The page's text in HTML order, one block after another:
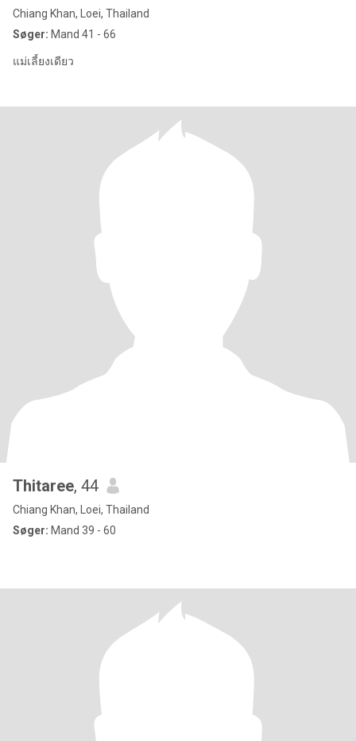
Chiang Khan, Loei, Thailand
Søger: Mand 41 - 66
แม่เลี้ยงเดียว
Thitaree, 44
Chiang Khan, Loei, Thailand
Søger: Mand 39 - 60